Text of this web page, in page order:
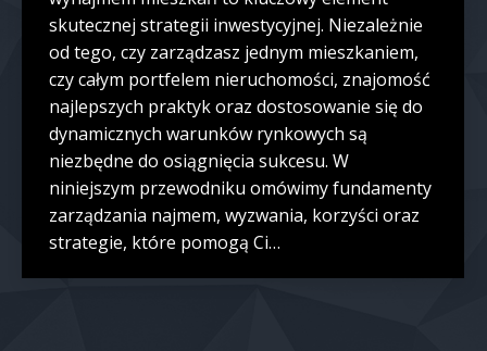
skutecznej strategii inwestycyjnej. Niezależnie
od tego, czy zarządzasz jednym mieszkaniem,
czy całym portfelem nieruchomości, znajomość
najlepszych praktyk oraz dostosowanie się do
dynamicznych warunków rynkowych są
niezbędne do osiągnięcia sukcesu. W
niniejszym przewodniku omówimy fundamenty
zarządzania najmem, wyzwania, korzyści oraz
strategie, które pomogą Ci…